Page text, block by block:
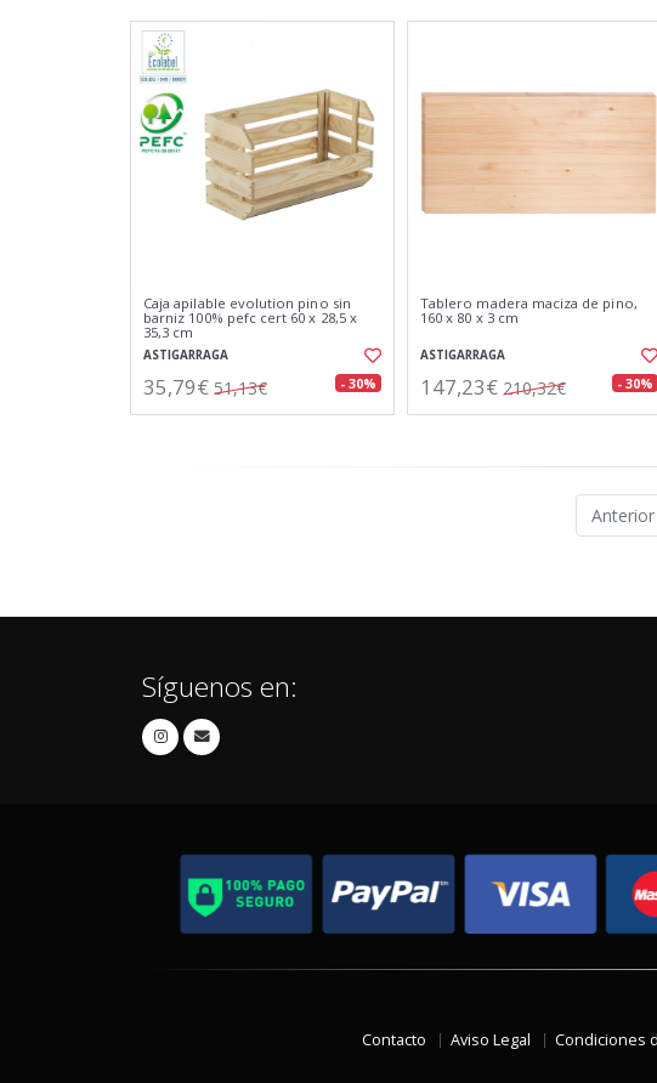
Caja apilable evolution pino sin
barniz 100% pefc cert 60 x 28,5 x
35,3 cm
ASTIGARRAGA
35,79€ 51,13€ - 30%
Tablero madera maciza de pino,
160 x 80 x 3 cm
ASTIGARRAGA
147,23€ 210,32€ - 30%
Anterior
Síguenos en:
Contacto Aviso Legal Condiciones